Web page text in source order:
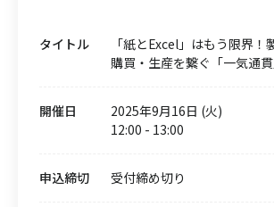
タイトル
「紙とExcel」はもう限界！
購買・生産を繋ぐ「一気通
開催日
2025年9月16日 (火)
12:00 - 13:00
申込締切 受付締め切り